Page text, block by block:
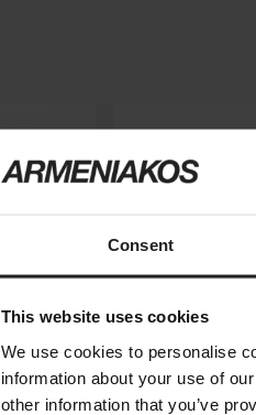
Consent
This website uses cookies
We use cookies to personalise
information about your use of
other information that you’ve